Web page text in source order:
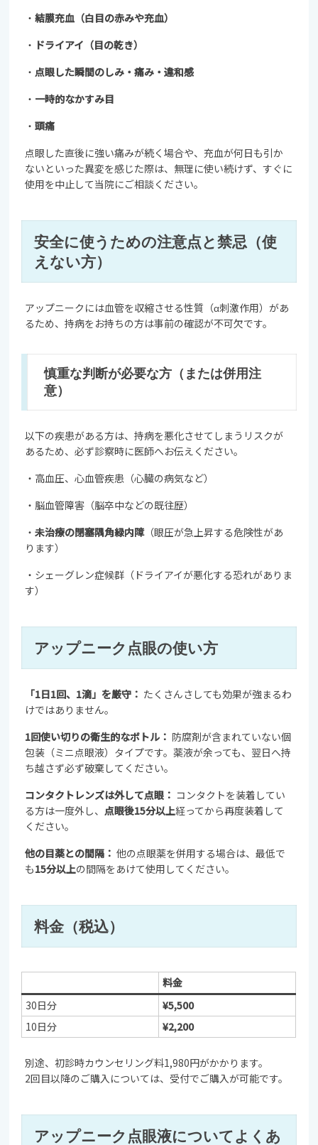
・結膜充血（白目の赤みや充血）
・ ドライアイ（目の乾き）
・ 点眼した瞬間のしみ・痛み・違和感
・ 一時的なかすみ目
・頭痛
点眼した直後に強い痛みが続く場合や、充血が何日も引か
ないといった異変を感じた際は、無理に使い続けず、すぐに
使用を中止して当院にご相談ください。
安全に使うための注意点と禁忌（使
えない方）
アップニークには血管を収縮させる性質（α刺激作用）があ
るため、持病をお持ちの方は事前の確認が不可欠です。
慎重な判断が必要な方（または併用注
意）
以下の疾患がある方は、持病を悪化させてしまうリスクが
あるため、必ず診察時に医師へお伝えください。
・高血圧、心血管疾患（心臓の病気など）
・脳血管障害（脳卒中などの既往歴）
・未治療の閉塞隅角緑内障（眼圧が急上昇する危険性があ
ります）
・シェーグレン症候群（ドライアイが悪化する恐れがありま
す）
アップニーク点眼の使い方
「1日1回、1滴」を厳守： たくさんさしても効果が強まるわ
けではありません。
1回使い切りの衛生的なボトル： 防腐剤が含まれていない個
包装（ミニ点眼液）タイプです。薬液が余っても、翌日へ持
ち越さず必ず破棄してください。
コンタクトレンズは外して点眼： コンタクトを装着してい
る方は一度外し、 点眼後15分以上経ってから再度装着して
ください。
他の目薬との間隔： 他の点眼薬を併用する場合は、最低で
も15分以上の間隔をあけて使用してください。
料金（税込）
料金
30日分
¥5,500
10日分
¥2,200
別途、初診時カウンセリング料1,980円がかかります。
2回目以降のご購入については、受付でご購入が可能です。
アップニーク点眼液についてよくあ